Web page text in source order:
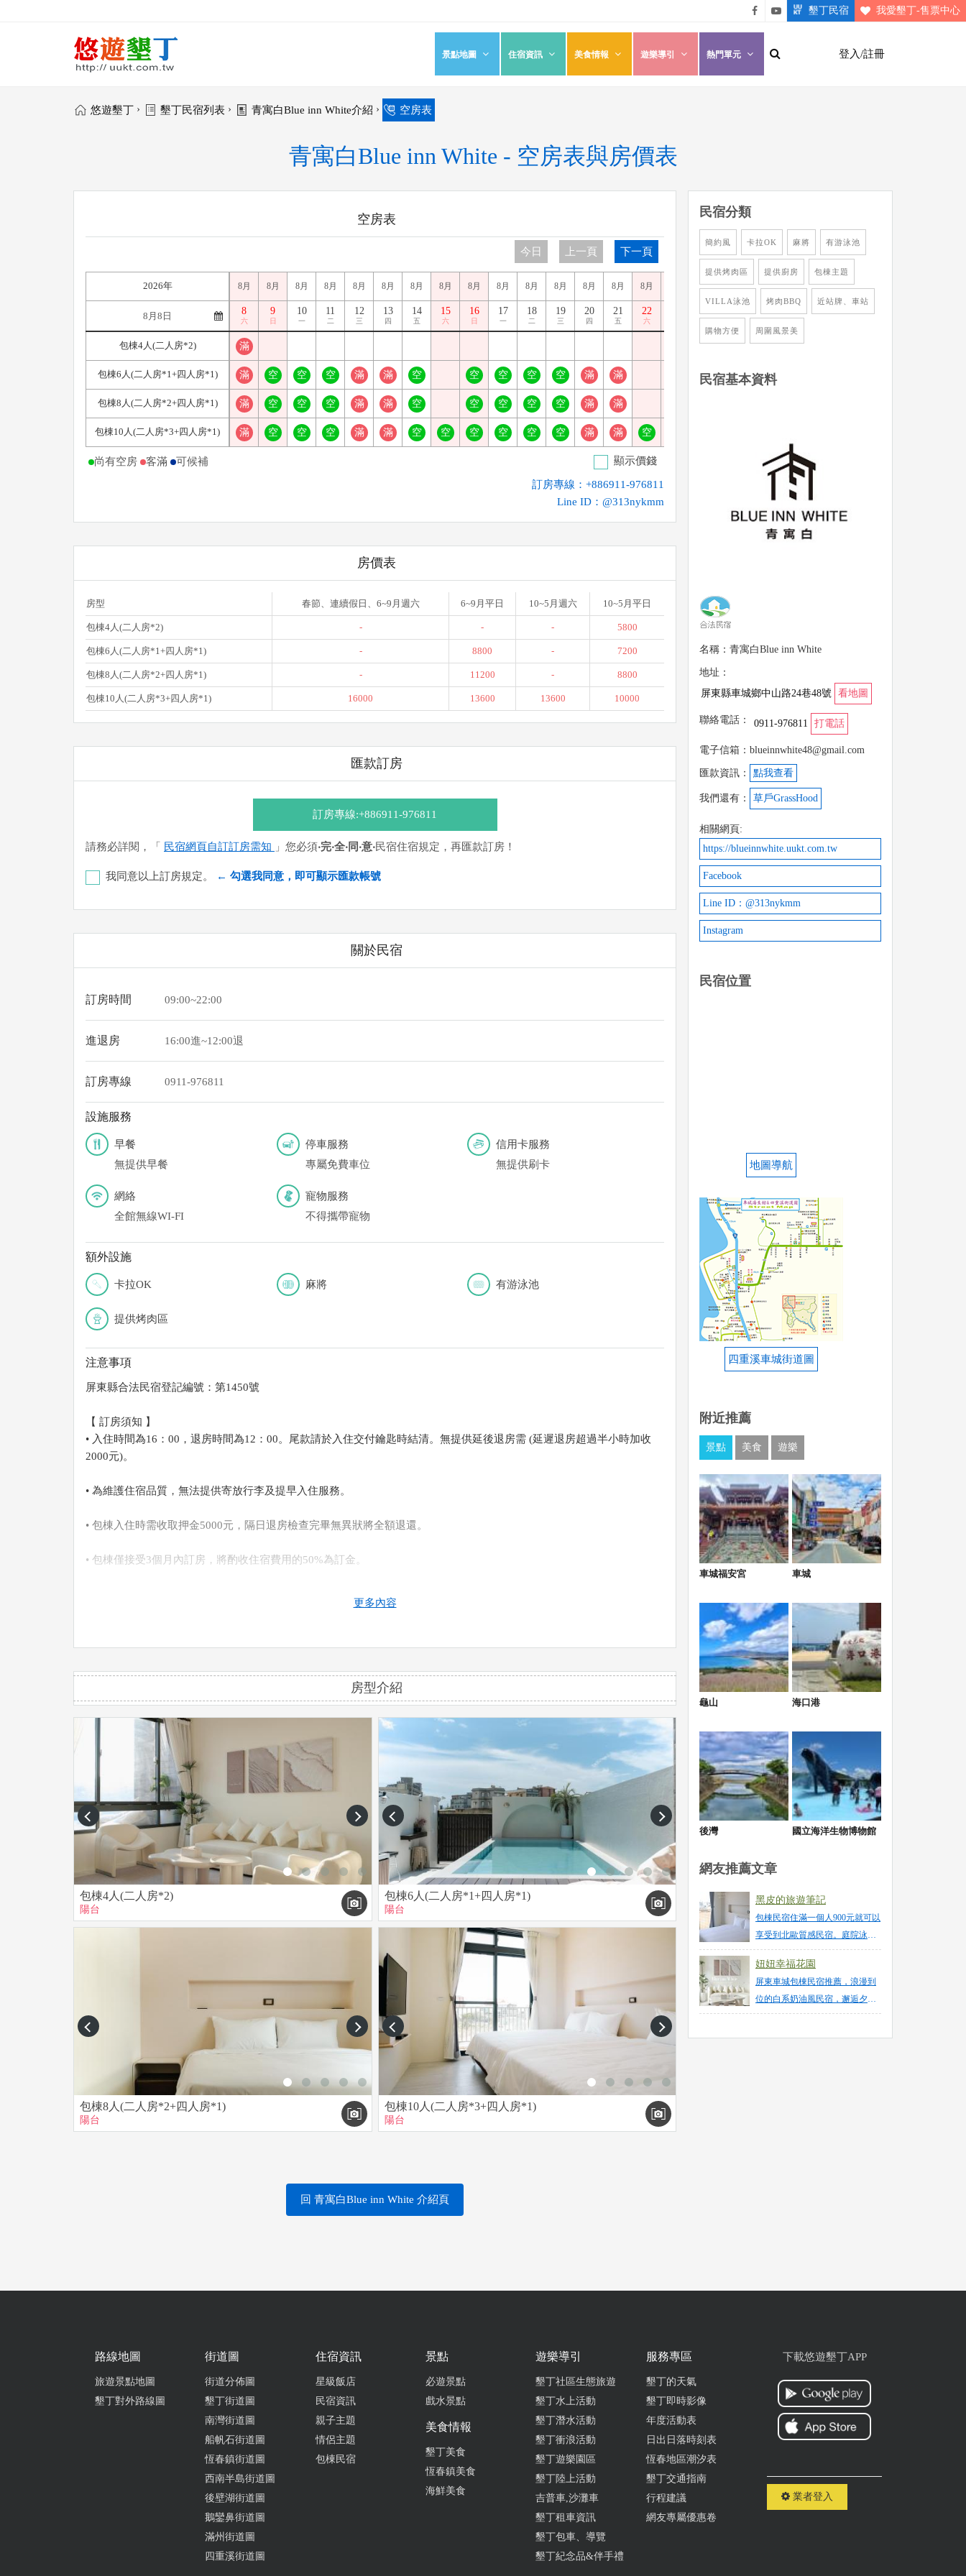
悠遊
墾丁
粉絲
墾丁
墾丁民宿 我愛墾丁-售票中心
登入/註冊
景點地圖 住宿資訊 美食情報 遊樂導引 熱門單元
悠遊墾丁 › 墾丁民宿列表 › 青寓白Blue inn White介紹 › 空房表
青寓白Blue inn White - 空房表與房價表
空房表
今日 上一頁 下一頁
2026年
包棟4人(二人房*2)
包棟6人(二人房*1+四人房*1)
包棟8人(二人房*2+四人房*1)
包棟10人(二人房*3+四人房*1)
8月
8
六
滿
滿
滿
滿
8月
9
日
空
空
空
8月
10
一
空
空
空
8月
11
二
空
空
空
8月
12
三
滿
滿
滿
8月
13
四
滿
滿
滿
8月
14
五
空
空
空
8月
15
六
空
8月
16
日
空
空
空
8月
17
一
空
空
空
8月
18
二
空
空
空
8月
19
三
空
空
空
8月
20
四
滿
滿
滿
8月
21
五
滿
滿
滿
8月
22
六
空
8月
24
一
空
8月
25
二
空
8月
26
三
空
8月
27
四
8月
28
8月
29
8月
30
尚有空房 客滿 可候補 顯示價錢
訂房專線：+886911-976811
Line ID：@313nykmm
房價表
房型 春節、連續假日、6~9月週六 6~9月平日 10~5月週六 10~5月平日
包棟4人(二人房*2) - - - 5800
包棟6人(二人房*1+四人房*1) - 8800 - 7200
包棟8人(二人房*2+四人房*1) - 11200 - 8800
包棟10人(二人房*3+四人房*1) 16000 13600 13600 10000
匯款訂房
訂房專線:+886911-976811
請務必詳閱，「 民宿網頁自訂訂房需知 」您必須‧完‧全‧同‧意‧民宿住宿規定，再匯款訂房！
我同意以上訂房規定。 ← 勾選我同意，即可顯示匯款帳號
]、 [彰銀ATM
(以上三個銀行網路ATM只是方便網友直接連結，並不代表民宿有提供該銀行匯款帳號喔。) 匯入任何款項後，請記得與
關於民宿
訂房時間 09:00~22:00
進退房 16:00進~12:00退
訂房專線 0911-976811
設施服務
早餐
無提供早餐
停車服務
專屬免費車位
信用卡服務
無提供刷卡
網絡
全館無線WI-FI
寵物服務
不得攜帶寵物
額外設施
卡拉OK 麻將 有游泳池
提供烤肉區
注意事項
屏東縣合法民宿登記編號：第1450號
【 訂房須知 】
• 入住時間為16：00，退房時間為12：00。尾款請於入住交付鑰匙時結清。無提供延後退房需 (延遲退房超過半小時加收
2000元)。
• 為維護住宿品質，無法提供寄放行李及提早入住服務。
• 包棟入住時需收取押金5000元，隔日退房檢查完畢無異狀將全額退還。
• 包棟僅接受3個月內訂房，將酌收住宿費用的50%為訂金。
• 民宿周圍自然生態豐富，定期都會除蟲消毒，但客房難免還是會有小生物、蚊蟲出現，請隨手關緊門窗，若您非常介意請
• 民宿無提供刷卡服務，尾款及其他消費皆以現金結賬或是轉帳匯款，不便之處敬請見諒。
• 民宿禁止攜帶寵物，若私自攜帶寵物將拒絕入住並訂金不退還。(若私自將寵物帶進民宿將收取清潔費4000元且須立刻退
房，房費不退還)
• 全館嚴禁吸煙，若發現室內抽菸或是菸味殘留，將收取每房2000元清潔費(超過押金金額請當場支付)。
• 館內外嚴禁丟水球、丟蛋糕、丟刮鬍泡、丟奶油等破壞環境之舉動，否則將收取2000元清潔費。
• 館內設施如有損壞或遺失，民宿有權要求賠償或報警處理。
• 請勿使用煙火等危險物品，館內嚴禁檳榔、酗酒、毒品、轟趴，如經發現即報警處理。
•請維護館內外空間，若環境太髒亂或遭破壞，民宿將收取清潔費。
• 入住當天逢發佈路上颱風警報（陸上警報區須包含屏東縣）或屏東縣宣佈停止上班上課時，接可全額退還訂金，須扣50元
手續費。（以中央氣象局頒佈狀況為準）
• 離入住日期14天前取消訂房，退還訂金 100%
離入住日期10-13天前無法改期，取消訂房退還訂金70%
離入住日期7-9天前無法改期，取消訂房退還訂金 50%
離入住日期4-6天前無法改期，取消訂房退還訂金 40%
離入住日期3天內無法改期，取消訂房退還訂金30%
離入住日期2天內無法改期，取消訂房 退還訂金30%
更多內容
房型介紹
prev next
包棟4人(二人房*2)
陽台
prev next
包棟6人(二人房*1+四人房*1)
陽台
prev next
包棟8人(二人房*2+四人房*1)
陽台
prev next
包棟10人(二人房*3+四人房*1)
陽台
回 青寓白Blue inn White 介紹頁
民宿分類
簡約風 卡拉OK 麻將 有游泳池
提供烤肉區 提供廚房 包棟主題
VILLA泳池 烤肉BBQ 近站牌、車站
購物方便 周圍風景美
民宿基本資料
名稱：青寓白Blue inn White
地址：
屏東縣車城鄉中山路24巷48號
看地圖
聯絡電話： 0911-976811 打電話
電子信箱：blueinnwhite48@gmail.com
匯款資訊： 點我查看
我們還有： 草戶GrassHood
相關網頁:
https://blueinnwhite.uukt.com.tw
Facebook
Line ID：@313nykmm
Instagram
民宿位置
地圖導航
四重溪車城街道圖
附近推薦
景點 美食 遊樂
車城福安宮 車城
龜山 海口港
後灣 國立海洋生物博物館
網友推薦文章
黑皮的旅遊筆記
包棟民宿住滿一個人900元就可以
享受到北歐質感民宿。庭院泳池
簡直太Chill。恆春包棟民宿
妞妞幸福花園
屏東車城包棟民宿推薦，浪漫到
位的白系奶油風民宿，邂逅夕陽
光影的濃厚渡假感，墾丁民宿烤
路線地圖
旅遊景點地圖
墾丁對外路線圖
街道圖
街道分佈圖
墾丁街道圖
南灣街道圖
船帆石街道圖
恆春鎮街道圖
西南半島街道圖
後壁湖街道圖
鵝鑾鼻街道圖
滿州街道圖
四重溪街道圖
住宿資訊
星級飯店
民宿資訊
親子主題
情侶主題
包棟民宿
景點
必遊景點
戲水景點
美食情報
墾丁美食
恆春鎮美食
海鮮美食
遊樂導引
墾丁社區生態旅遊
墾丁水上活動
墾丁潛水活動
墾丁衝浪活動
墾丁遊樂園區
墾丁陸上活動
吉普車,沙灘車
墾丁租車資訊
墾丁包車、導覽
墾丁紀念品&伴手禮
服務專區
墾丁的天氣
墾丁即時影像
年度活動表
日出日落時刻表
恆春地區潮汐表
墾丁交通指南
行程建議
網友專屬優惠卷
下載悠遊墾丁APP
業者登入